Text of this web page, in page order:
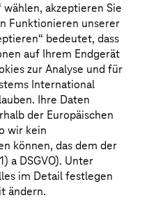
T-Systemsdie
– zuletzt im
akzeptieren Sie
Funktionieren unserer
bedeutet, dass
auf Ihrem Endgerät
zur Analyse und für
International
Ihre Daten
der Europäischen
wir kein
können, das dem der
a DSGVO). Unter
im Detail festlegen
ändern.